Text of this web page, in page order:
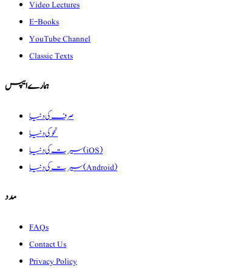
Video Lectures
E-Books
YouTube Channel
Classic Texts
ہمارے ایپس
صرف کی دنیا
نحو کی دنیا
سیرت کی دنیا (iOS)
سیرت کی دنیا (Android)
مدد
FAQs
Contact Us
Privacy Policy